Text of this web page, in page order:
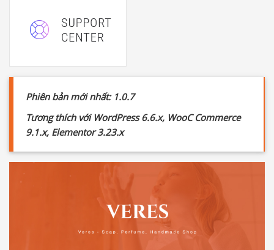
Phiên bản mới nhất: 1.0.7
Tương thích với WordPress 6.6.x, WooC Commerce
9.1.x, Elementor 3.23.x